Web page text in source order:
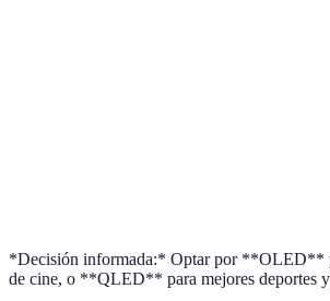
*Decisión informada:* Optar por **OLED**
de cine, o **QLED** para mejores deportes